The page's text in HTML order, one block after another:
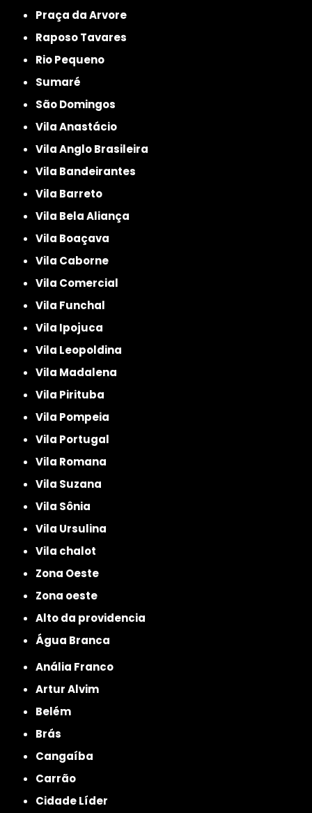
Praça da Arvore
Raposo Tavares
Rio Pequeno
Sumaré
São Domingos
Vila Anastácio
Vila Anglo Brasileira
Vila Bandeirantes
Vila Barreto
Vila Bela Aliança
Vila Boaçava
Vila Caborne
Vila Comercial
Vila Funchal
Vila Ipojuca
Vila Leopoldina
Vila Madalena
Vila Pirituba
Vila Pompeia
Vila Portugal
Vila Romana
Vila Suzana
Vila Sônia
Vila Ursulina
Vila chalot
Zona Oeste
Zona oeste
alto da providencia
Água Branca
Anália Franco
Artur Alvim
Belém
Brás
Cangaíba
Carrão
Cidade Líder